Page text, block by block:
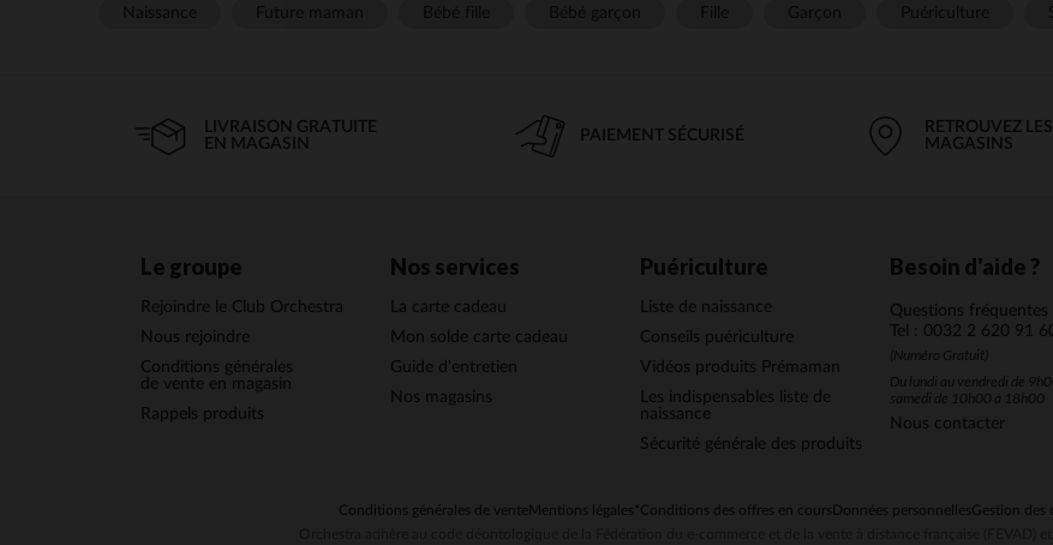
LIVRAISON GRATUITE
EN MAGASIN
PAIEMENT SÉCURISÉ
RETROUVEZ LES
MAGASINS
Le groupe
Rejoindre le Club Orchestra
Nous rejoindre
Conditions générales
de vente en magasin
Rappels produits
Nos services
La carte cadeau
Mon solde carte cadeau
Guide d'entretien
Nos magasins
Puériculture
Liste de naissance
Conseils puériculture
Vidéos produits Prémaman
Les indispensables liste de
naissance
Sécurité générale des produits
Besoin d'aide ?
Questions fréquentes
Tel : 0032 2 620 91
(Numéro Gratuit)
Du lundi au vendredi de
samedi de 10h00 à 18h00
Nous contacter
Conditions générales de venteMentions légales *Conditions des offres en cours Données personnellesGestion des